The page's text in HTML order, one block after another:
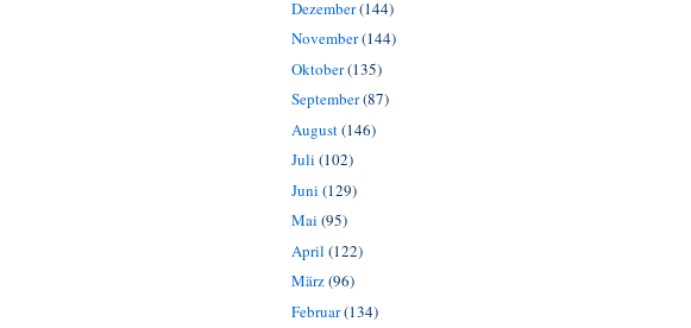
Dezember(144)
November(144)
Oktober(135)
September(87)
August(146)
Juli (102)
Juni (129)
Mai (95)
April (122)
März(96)
Februar(134)